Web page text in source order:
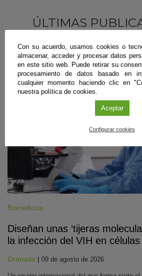
ÚLTIMAS
#CienciaDirecta
Biomedicina
Diseñan unas ‘tijeras
la infección del VIH en
Granada | 09 de agosto de 2026
Con su acuerdo, usamos cookies o
almacenar, acceder y procesar datos
en este sitio web. Puede retirar su
procesamiento de datos basado en
cualquier momento haciendo clic en
nuestra política de cookies.
Aceptar
Configurar cookies